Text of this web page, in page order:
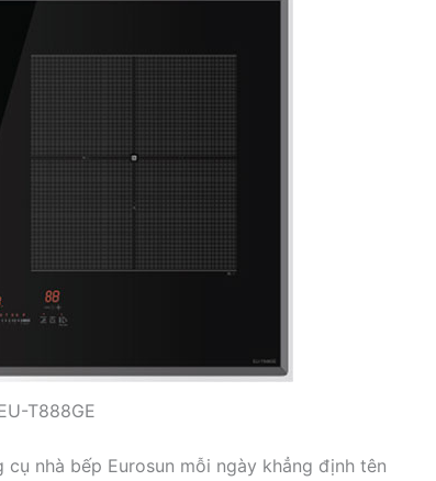
T888GE
nhà bếp Eurosun mỗi ngày khẳng định tên